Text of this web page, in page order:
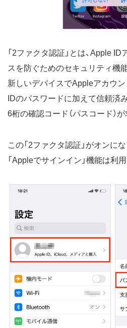
「2ファクタ認証」とは、Apple
スを防ぐためのセキュリティ機
新しいデバイスでAppleアカウ
IDのパスワードに加えて信頼済
6桁の確認コード（パスコード）が
この「2ファクタ認証」がオンに
「Appleでサインイン」機能は利